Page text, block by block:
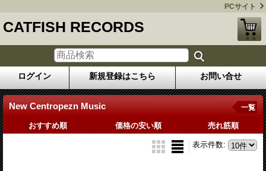
PCサイト
CATFISH RECORDS
ログイン 新規登録はこちら お問い合せ
New Centropezn Music 一覧
おすすめ順 価格の安い順 売れ筋順
表示件数: